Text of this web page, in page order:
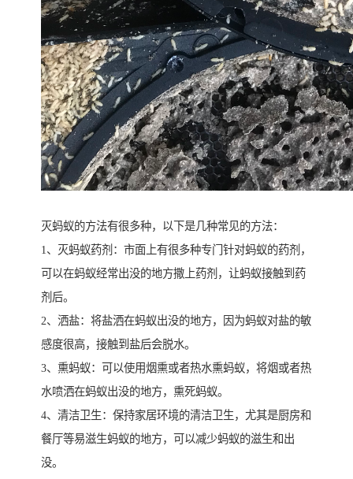
灭蚂蚁的方法有很多种，以下是几种常见的方法：
1、灭蚂蚁药剂：市面上有很多种专门针对蚂蚁的药剂，
可以在蚂蚁经常出没的地方撒上药剂，让蚂蚁接触到药
剂后。
2、洒盐：将盐洒在蚂蚁出没的地方，因为蚂蚁对盐的敏
感度很高，接触到盐后会脱水。
3、熏蚂蚁：可以使用烟熏或者热水熏蚂蚁，将烟或者热
水喷洒在蚂蚁出没的地方，熏死蚂蚁。
4、清洁卫生：保持家居环境的清洁卫生，尤其是厨房和
餐厅等易滋生蚂蚁的地方，可以减少蚂蚁的滋生和出
没。